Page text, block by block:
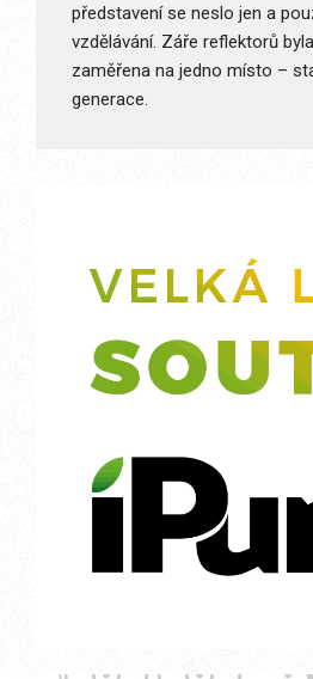
představení se neslo jen a
vzdělávání. Záře reflektorů
zaměřena na jedno místo –
generace.